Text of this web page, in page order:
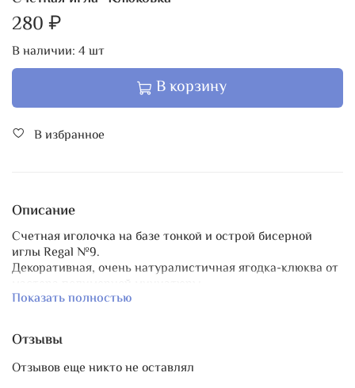
280 ₽
В наличии: 4 шт
В корзину
В избранное
Описание
Счетная иголочка на базе тонкой и острой бисерной
иглы Regal №9.
Декоративная, очень натуралистичная ягодка-клюква от
В паре с клюковкой гранёная бусина изумрудных
Длина иглы ~ 5 см.
Продаются поштучно.
В пару естьмаячок "Клюква на морозе"
Показать полностью
Отзывы
Отзывов еще никто не оставлял